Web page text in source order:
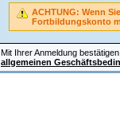
Mit Ihrer Anmeldung
allgemeinen
ACHTUNG: Wenn
Fortbildungskonto